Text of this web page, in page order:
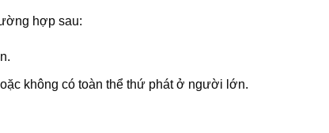
hợp sau:
không có toàn thể thứ phát ở người lớn.